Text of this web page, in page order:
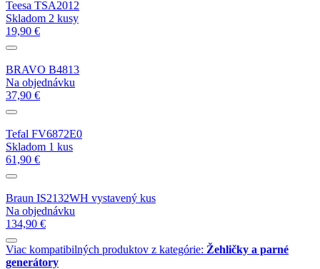
Teesa TSA2012
Skladom 2 kusy
19,90 €
BRAVO B4813
Na objednávku
37,90 €
Tefal FV6872E0
Skladom 1 kus
61,90 €
Braun IS2132WH vystavený kus
Na objednávku
134,90 €
Viac kompatibilných produktov z kategórie: Žehličky a parné
generátory